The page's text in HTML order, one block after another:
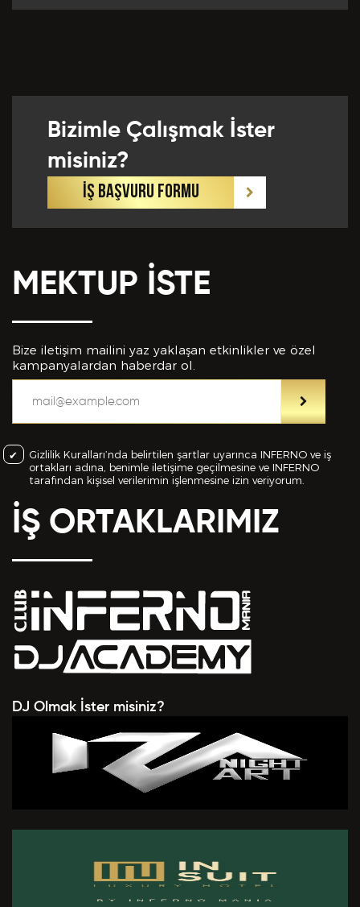
Bizimle Çalışmak İster
misiniz?
İŞ BAŞVURU FORMU
MEKTUP İSTE
Bize iletişim mailini yaz yaklaşan etkinlikler ve özel
kampanyalardan haberdar ol.
Gizlilik Kuralları’nda belirtilen şartlar uyarınca INFERNO ve iş
ortakları adına, benimle iletişime geçilmesine ve INFERNO
tarafından kişisel verilerimin işlenmesine izin veriyorum.
İŞ ORTAKLARIMIZ
DJ Olmak İster misiniz?
Eklemek İstedikleriniz *
CV EKLE
eksiksiz olarak tarafımdan doldurulduğunu, bu
bilgiler içinde esasa etki yapan herhangi bir eksiklik
veya yanlışlık olması ve bu durumun tespiti halinde
bunun Hizmet Sözleşmemin feshedilmesi için bir
sebep olanağını anlayarak kabul ettiğimi beyan
ederim.
BAŞVURUMU GÖNDER